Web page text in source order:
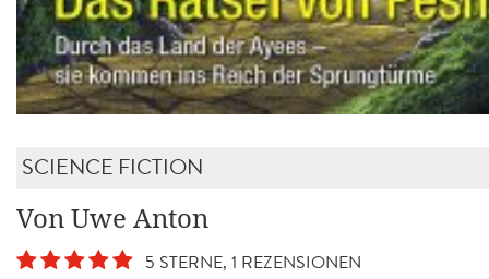
SCIENCE FICTION
Von Uwe Anton
5 STERNE, 1 REZENSIONEN